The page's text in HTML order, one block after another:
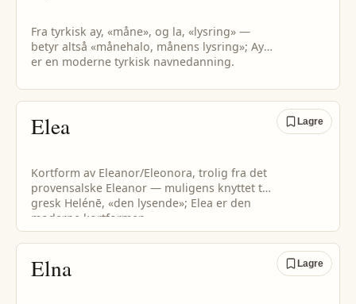
Fra tyrkisk ay, «måne», og la, «lysring» —
betyr altså «månehalo, månens lysring»; Ayla
er en moderne tyrkisk navnedanning.
Elea
Kortform av Eleanor/Eleonora, trolig fra det
provensalske Eleanor — muligens knyttet til
gresk Helénē, «den lysende»; Elea er den
moderne kortformen.
Lagre
Elna Lagre